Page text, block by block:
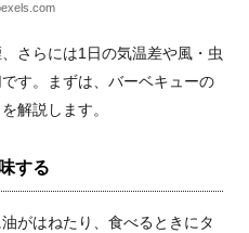
さらには1日の気温差や風・虫
す。まずは、バーベキューの
解説します。
する
がはねたり、食べるときにタ